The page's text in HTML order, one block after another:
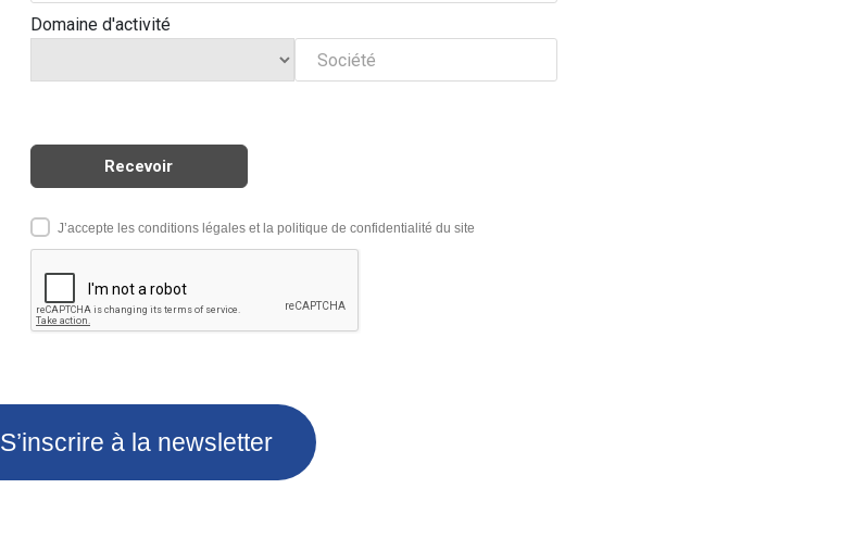
Domaine d'activité
J’accepte les conditions légales et la politique de confidentialité du site
S’inscrire à la newsletter